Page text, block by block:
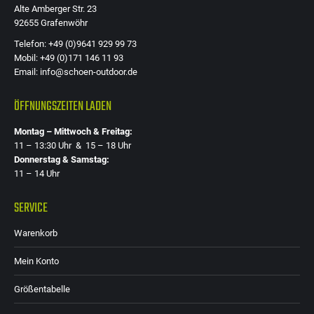
Alte Amberger Str. 23
92655 Grafenwöhr
Telefon: +49 (0)9641 929 99 73
Mobil: +49 (0)171 146 11 93
Email: info@schoen-outdoor.de
ÖFFNUNGSZEITEN LADEN
Montag – Mittwoch & Freitag:
11 – 13:30 Uhr & 15 – 18 Uhr
Donnerstag & Samstag:
11 – 14 Uhr
SERVICE
Warenkorb
Mein Konto
Größentabelle